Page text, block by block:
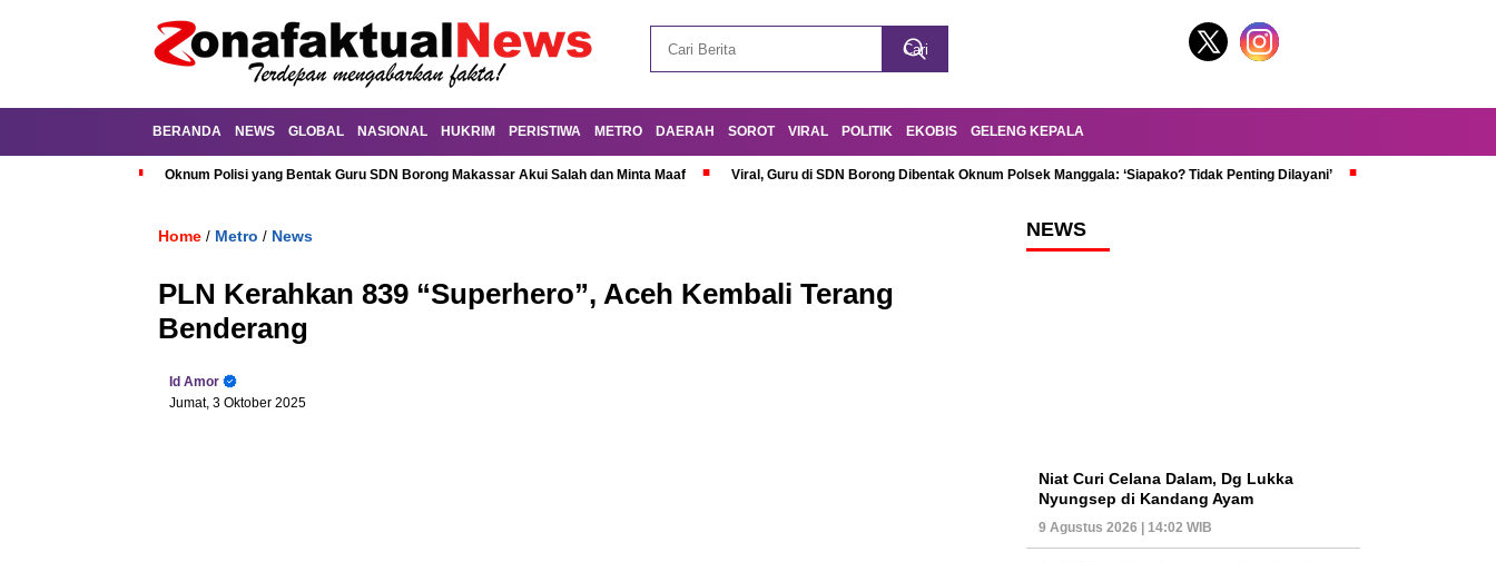
BERANDA NEWS GLOBAL NASIONAL HUKRIM PERISTIWA METRO DAERAH SOROT VIRAL POLITIK EKOBIS GELENG KEPALA
Oknum Polisi yang Bentak Guru SDN Borong Makassar Akui Salah dan Minta Maaf Viral, Guru di SDN Borong Dibentak Oknum Polsek Manggala: ‘Siapako? Tidak Penting Dilayani’
Home / Metro / News
PLN Kerahkan 839 “Superhero”, Aceh Kembali Terang
Benderang
Id Amor
Jumat, 3 Oktober 2025
NEWS
Niat Curi Celana Dalam, Dg Lukka
Nyungsep di Kandang Ayam
9 Agustus 2026 | 14:02 WIB